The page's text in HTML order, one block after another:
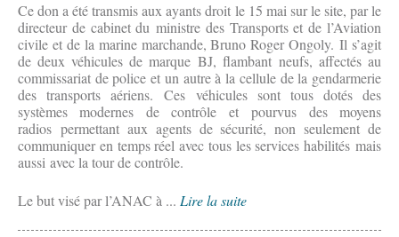
Ce don a été transmis aux ayants droit le 15 mai sur le site, par le
directeur de cabinet du ministre des Transports et de l’Aviation
civile et de la marine marchande, Bruno Roger Ongoly. Il s’agit
de deux véhicules de marque BJ, flambant neufs, affectés au
commissariat de police et un autre à la cellule de la gendarmerie
des transports aériens. Ces véhicules sont tous dotés des
systèmes modernes de contrôle et pourvus des moyens
radios permettant aux agents de sécurité, non seulement de
communiquer en temps réel avec tous les services habilités mais
aussi avec la tour de contrôle.
Le but visé par l’ANAC à ... Lire la suite